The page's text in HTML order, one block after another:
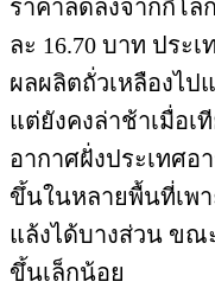
ราคาลดลงจากกิโล
ละ 16.70 บาท ประ
ผลผลิตถั่วเหลืองไป
แต่ยังคงล่าช้าเมื่อเ
อากาศฝั่งประเทศ
ขึ้นในหลายพื้นที่เพ
แล้งได้บางส่วน ข
ขึ้นเล็กน้อย